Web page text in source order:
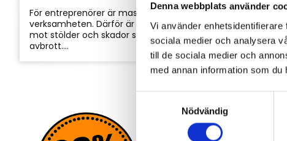
Denna webbplats använder
Vi använder
sociala medier och analysera
till de sociala medier och
med annan information som
Nödvändig
För entreprenörer är maskinerna hjärtat i
verksamheten. Därför är det viktigt att skydda dem
mot stölder och skador som kan orsaka kostsamma
avbrott....